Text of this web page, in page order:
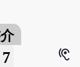
7
hearing